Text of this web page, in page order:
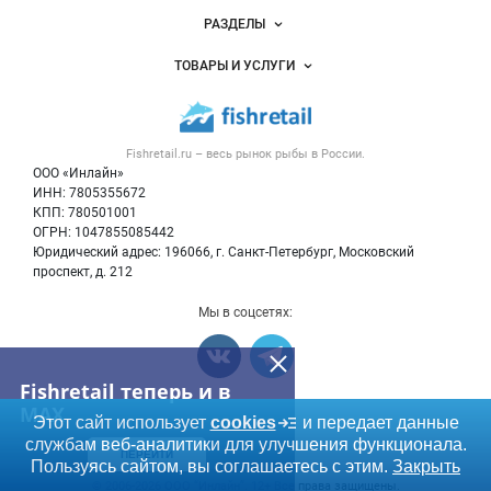
Fishretail теперь и в
MAX
ПЕРЕЙТИ
Fishretail.ru – весь рынок рыбы в России.
ООО «Инлайн»
ИНН: 7805355672
КПП: 780501001
ОГРН: 1047855085442
Юридический адрес: 196066, г. Санкт-Петербург, Московский
проспект, д. 212
Новости Fishretail.ru
Размещение рекламы
Публичная оферта
Контактная информация
Политика обработки персональных данных
РАЗДЕЛЫ
Объявления
Новости рынка
Блог
ТОВАРЫ И УСЛУГИ
Рыба
Икра
Мы в соцсетях:
Счетчики, авторское право, логотипы
© 2006‑2026 ООО “Инлайн”. 12+ Все права защищены.
Этот сайт использует cookies
и передает данные
службам веб-аналитики для улучшения функционала.
Пользуясь сайтом, вы соглашаетесь с этим. Закрыть